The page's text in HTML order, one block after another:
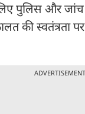
पुलिस और
की स्वतंत्रता
ADVERTISEMENT